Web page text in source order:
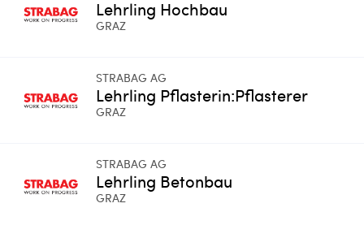
Lehrling Hochbau
GRAZ
STRABAG AG
Lehrling Pflasterin:Pflasterer
GRAZ
STRABAG AG
Lehrling Betonbau
GRAZ